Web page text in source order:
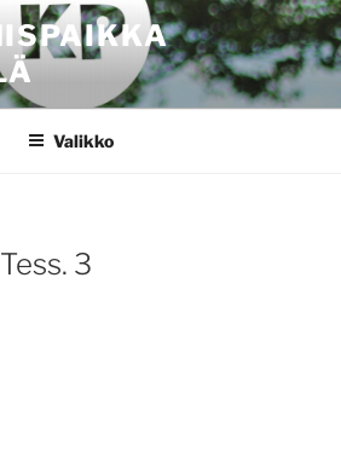
Valikko
3